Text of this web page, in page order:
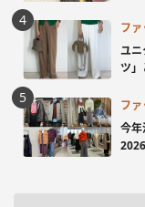
フ
ユ
ツ
フ
今